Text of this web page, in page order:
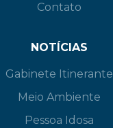
Contato
NOTÍCIAS
Gabinete Itinerante
Meio Ambiente
Pessoa Idosa